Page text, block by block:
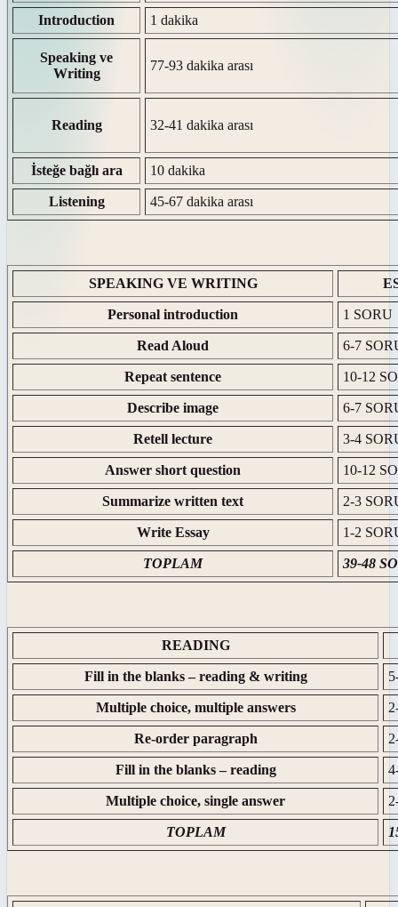
Introduction 1 dakika
Speaking ve
Writing
77-93 dakika arası
Reading 32-41 dakika arası
İsteğe bağlı ara 10 dakika
Listening 45-67 dakika arası
SPEAKING VE WRITING
Personal introduction 1 SORU
Read Aloud 6-7
Repeat sentence 10-12
Describe image 6-7
Retell lecture 3-4
Answer short question 10-12
Summarize written text 2-3
Write Essay 1-2
TOPLAM 39-48
READING
Fill in the blanks – reading & writing
Multiple choice, multiple answers
Re-order paragraph
Fill in the blanks – reading
Multiple choice, single answer
TOPLAM